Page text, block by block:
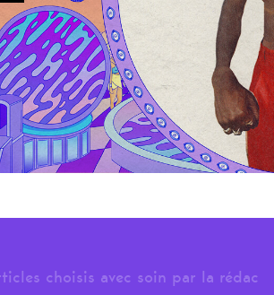
choisis avec soin par la rédac